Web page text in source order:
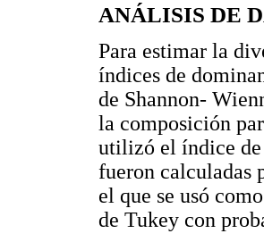
ANÁLISIS DE
Para estimar la
índices de
de Shannon-
la composición
utilizó el índice de
fueron calculadas
el que se usó
de Tukey con